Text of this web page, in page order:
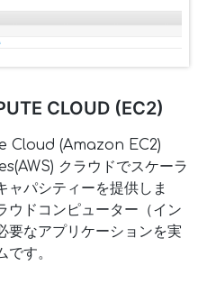
CLOUD (EC2)
Cloud (Amazon EC2)
クラウドでスケーラ
ャパシティーを提供しま
ウドコンピューター（イン
要なアプリケーションを実
す。